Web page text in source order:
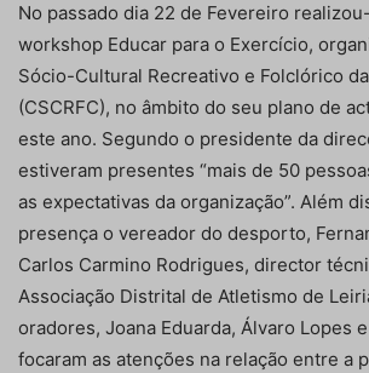
No passado dia 22 de Fevereiro
workshop Educar para o Exercício,
Sócio-Cultural Recreativo e Folclórico
(CSCRFC), no âmbito do seu plano de
este ano. Segundo o presidente da
estiveram presentes “mais de 50
as expectativas da organização”. Além
presença o vereador do desporto,
Carlos Carmino Rodrigues, director
Associação Distrital de Atletismo de
oradores, Joana Eduarda, Álvaro Lopes
focaram as atenções na relação entre a